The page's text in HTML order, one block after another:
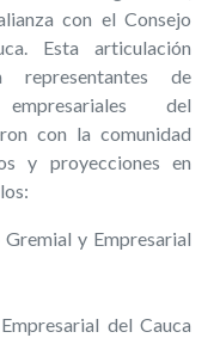
con el Consejo
Esta articulación
de
del
con la comunidad
y proyecciones en
y Empresarial
del Cauca